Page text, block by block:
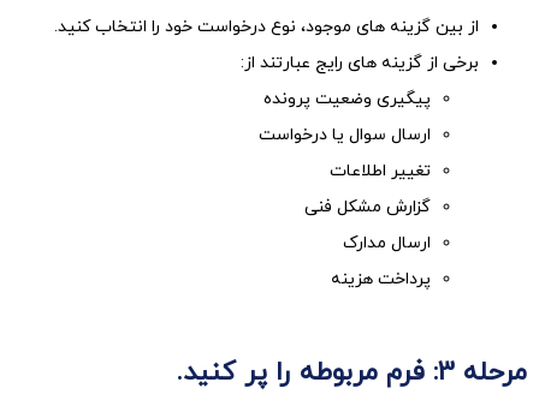
از بین گزینه های موجود، نوع درخواست خود را انتخاب کنید.
برخی از گزینه های رایج عبارتند از:
پیگیری وضعیت پرونده
ارسال سوال یا درخواست
تغییر اطلاعات
گزارش مشکل فنی
ارسال مدارک
پرداخت هزینه
مرحله 3: فرم مربوطه را پر کنید.